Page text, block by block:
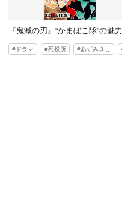
『鬼滅の刃』“かまぼこ隊”の魅力
ドラマ 死役所 あずみきし